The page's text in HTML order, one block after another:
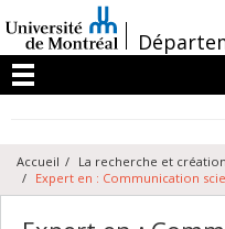
au
contenu
/
Menu
Accueil La recherche et création
Expert en : Communication